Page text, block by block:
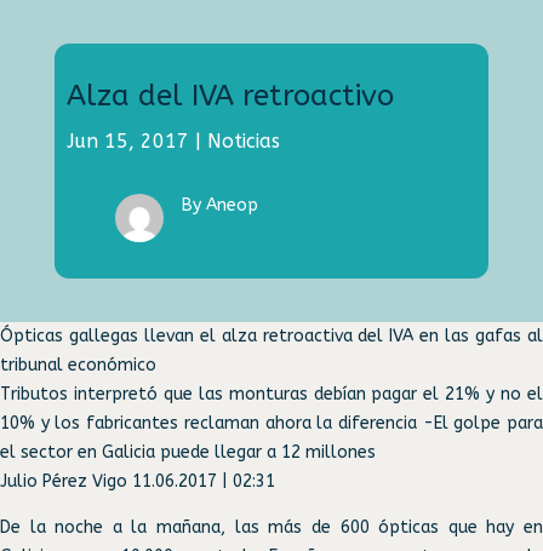
Alza del IVA retroactivo
Jun 15, 2017 | Noticias
By Aneop
Ópticas gallegas llevan el alza retroactiva del IVA en las gafas al
tribunal económico
Tributos interpretó que las monturas debían pagar el 21% y no el
10% y los fabricantes reclaman ahora la diferencia -El golpe para
el sector en Galicia puede llegar a 12 millones
Julio Pérez Vigo 11.06.2017 | 02:31
De la noche a la mañana, las más de 600 ópticas que hay en